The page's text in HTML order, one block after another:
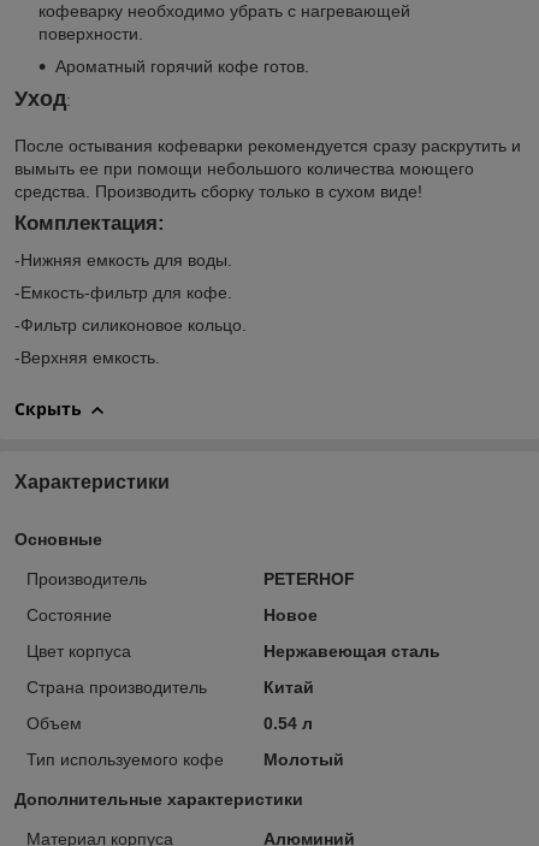
кофеварку необходимо убрать с нагревающей
поверхности.
Ароматный горячий кофе готов.
Уход:
После остывания кофеварки рекомендуется сразу раскрутить и
вымыть ее при помощи небольшого количества моющего
средства. Производить сборку только в сухом виде!
Комплектация:
-Нижняя емкость для воды.
-Емкость-фильтр для кофе.
-Фильтр силиконовое кольцо.
-Верхняя емкость.
Скрыть
Характеристики
Основные
Производитель
PETERHOF
Состояние
Новое
Цвет корпуса
Нержавеющая сталь
Страна производитель
Китай
Объем
0.54 л
Тип используемого кофе
Молотый
Дополнительные характеристики
Материал корпуса Алюминий